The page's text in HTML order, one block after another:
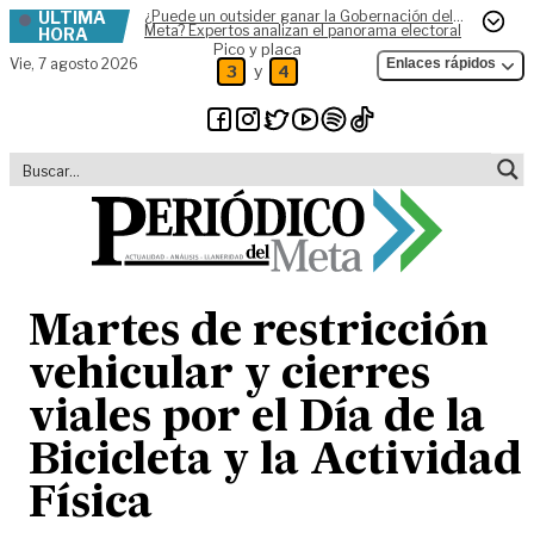
Skip to content
ÚLTIMA
HORA
¿Puede un outsider ganar la Gobernación del
Meta? Expertos analizan el panorama electoral
Vie, 7 agosto 2026
Pico y placa
3 y 4 Enlaces rápidos
Martes de restricción
vehicular y cierres
viales por el Día de la
Bicicleta y la Actividad
Física